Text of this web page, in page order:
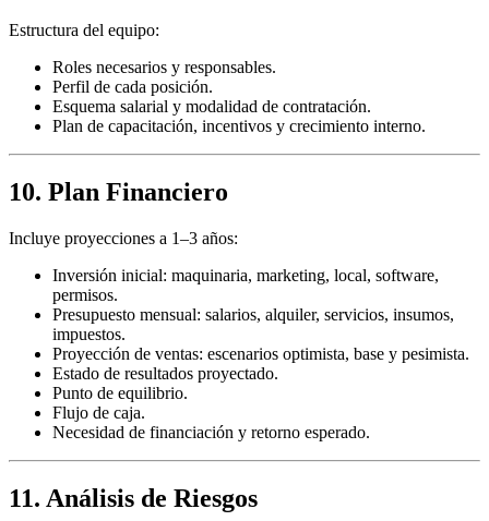
Estructura del equipo:
Roles necesarios y responsables.
Perfil de cada posición.
Esquema salarial y modalidad de contratación.
Plan de capacitación, incentivos y crecimiento interno.
10. Plan Financiero
Incluye proyecciones a 1–3 años:
Inversión inicial: maquinaria, marketing, local, software,
permisos.
Presupuesto mensual: salarios, alquiler, servicios, insumos,
impuestos.
Proyección de ventas: escenarios optimista, base y pesimista.
Estado de resultados proyectado.
Punto de equilibrio.
Flujo de caja.
Necesidad de financiación y retorno esperado.
11. Análisis de Riesgos